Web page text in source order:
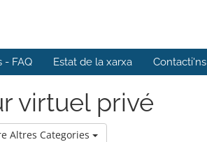
- FAQ Estat de la xarxa Contacti'ns
virtuel privé
Altres Categories